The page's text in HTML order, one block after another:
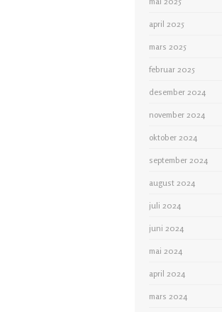
april 2025
mars 2025
februar 2025
desember 2024
november 2024
oktober 2024
september 2024
august 2024
juli 2024
juni 2024
mai 2024
april 2024
mars 2024